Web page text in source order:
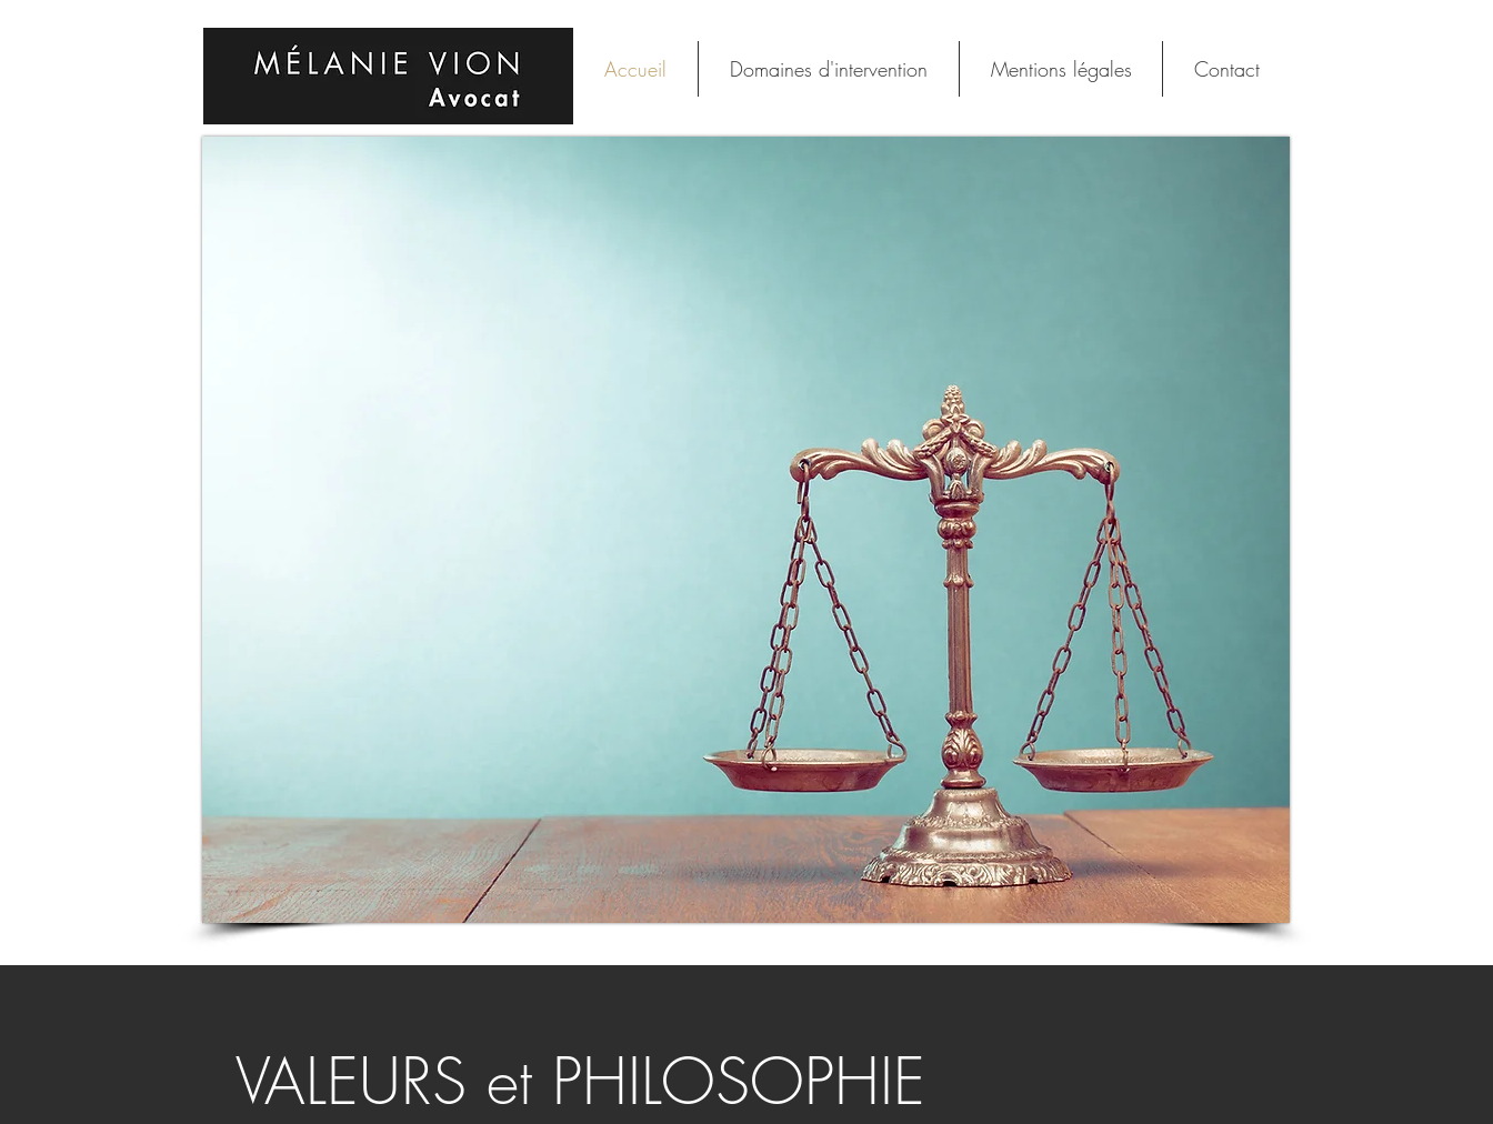
VALEURS et PHILOSOPHIE
Accueil Domaines d'intervention Mentions légales Contact